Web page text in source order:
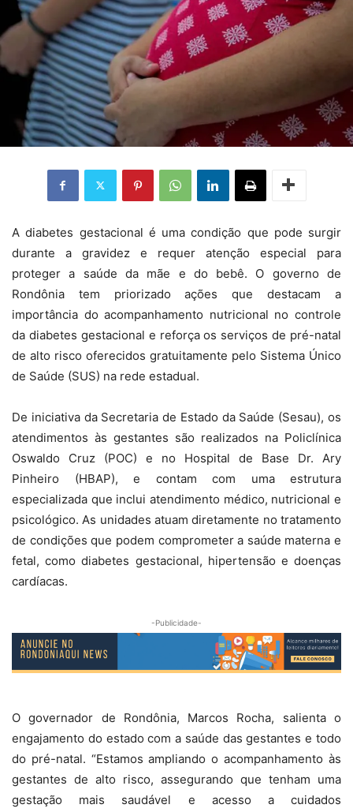
A diabetes gestacional é uma condição que pode surgir
durante a gravidez e requer atenção especial para
proteger a saúde da mãe e do bebê. O governo de
Rondônia tem priorizado ações que destacam a
importância do acompanhamento nutricional no controle
da diabetes gestacional e reforça os serviços de pré-natal
de alto risco oferecidos gratuitamente pelo Sistema Único
de Saúde (SUS) na rede estadual.
De iniciativa da Secretaria de Estado da Saúde (Sesau), os
atendimentos às gestantes são realizados na Policlínica
Oswaldo Cruz (POC) e no Hospital de Base Dr. Ary
Pinheiro (HBAP), e contam com uma estrutura
especializada que inclui atendimento médico, nutricional e
psicológico. As unidades atuam diretamente no tratamento
de condições que podem comprometer a saúde materna e
fetal, como diabetes gestacional, hipertensão e doenças
cardíacas.
-Publicidade-
O governador de Rondônia, Marcos Rocha, salienta o
engajamento do estado com a saúde das gestantes e todo
do pré-natal. “Estamos ampliando o acompanhamento às
gestantes de alto risco, assegurando que tenham uma
gestação mais saudável e acesso a cuidados